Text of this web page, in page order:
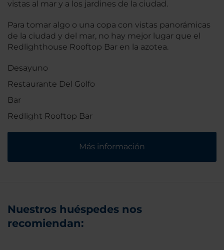
vistas al mar y a los jardines de la ciudad.
Para tomar algo o una copa con vistas panorámicas
de la ciudad y del mar, no hay mejor lugar que el
Redlighthouse Rooftop Bar en la azotea.
Desayuno
Restaurante Del Golfo
Bar
Redlight Rooftop Bar
Más información
Nuestros huéspedes nos
recomiendan: